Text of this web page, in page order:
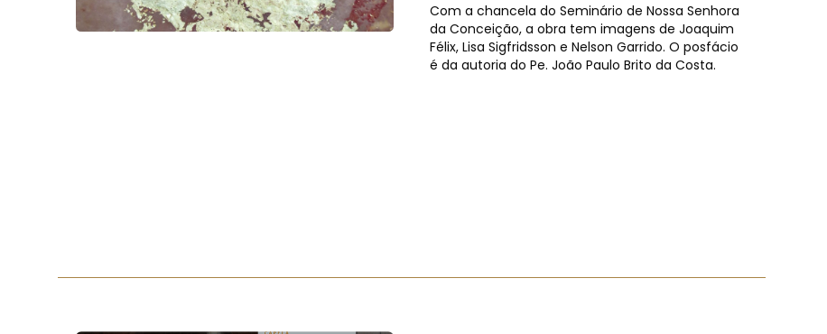
Com a chancela do Seminário de Nossa Senhora
da Conceição, a obra tem imagens de Joaquim
Félix, Lisa Sigfridsson e Nelson Garrido. O posfácio
é da autoria do Pe. João Paulo Brito da Costa.